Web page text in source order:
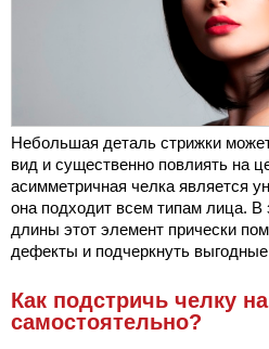
Небольшая деталь стрижки
вид и существенно повлиять на
асимметричная челка является
она подходит всем типам лица.
длины этот элемент прически
дефекты и подчеркнуть
Как подстричь челку
самостоятельно?